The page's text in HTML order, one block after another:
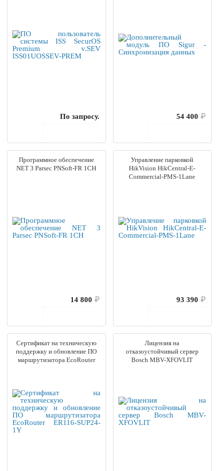
По запросу.
54 400 ₽
Программное обеспечение
NET 3 Parsec PNSoft-FR 1CH
14 800 ₽
Управление парковкой
HikVision HikCentral-E-
Commercial-PMS-1Lane
93 390 ₽
Сертификат на техническую
поддержку и обновление ПО
маршрутизатора EcoRouter
Лицензия на
отказоустойчивый сервер
Bosch MBV-XFOVLIT